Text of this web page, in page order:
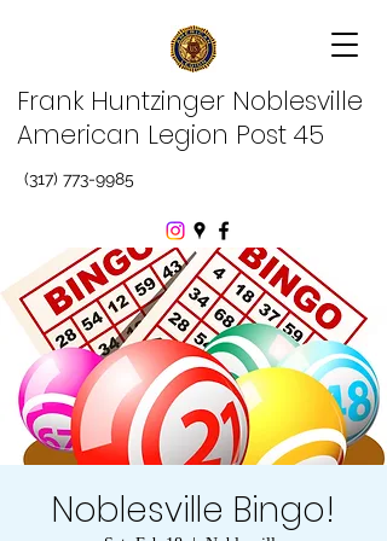
Frank Huntzinger Noblesville
American Legion Post 45
(317) 773-9985
Noblesville Bingo!